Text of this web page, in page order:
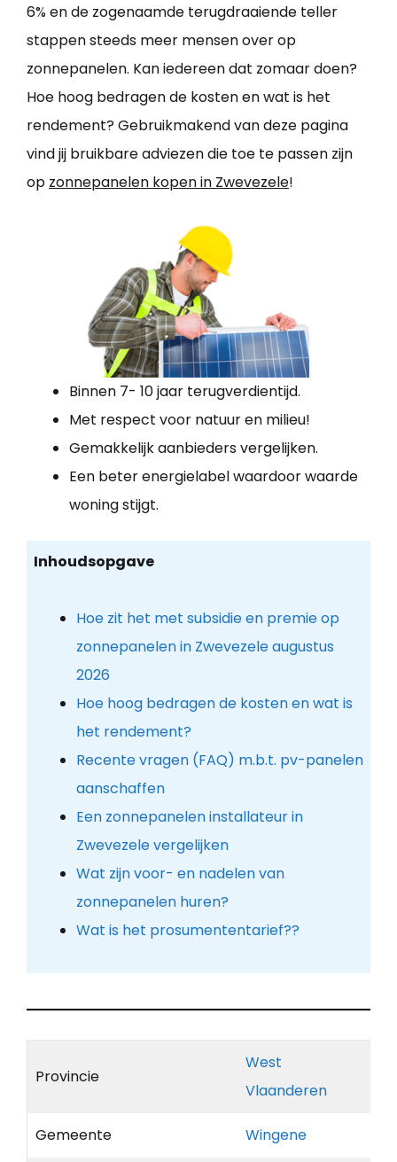
6% en de zogenaamde terugdraaiende teller
stappen steeds meer mensen over op
zonnepanelen. Kan iedereen dat zomaar doen?
Hoe hoog bedragen de kosten en wat is het
rendement? Gebruikmakend van deze pagina
vind jij bruikbare adviezen die toe te passen zijn
op zonnepanelen kopen in Zwevezele!
Binnen 7- 10 jaar terugverdientijd.
Met respect voor natuur en milieu!
Gemakkelijk aanbieders vergelijken.
Een beter energielabel waardoor waarde
woning stijgt.
Inhoudsopgave
Hoe zit het met subsidie en premie op
zonnepanelen in Zwevezele augustus
2026
Hoe hoog bedragen de kosten en wat is
het rendement?
Recente vragen (FAQ) m.b.t. pv-panelen
aanschaffen
Een zonnepanelen installateur in
Zwevezele vergelijken
Wat zijn voor- en nadelen van
zonnepanelen huren?
Wat is het prosumententarief??
Provincie
West
Vlaanderen
Gemeente Wingene